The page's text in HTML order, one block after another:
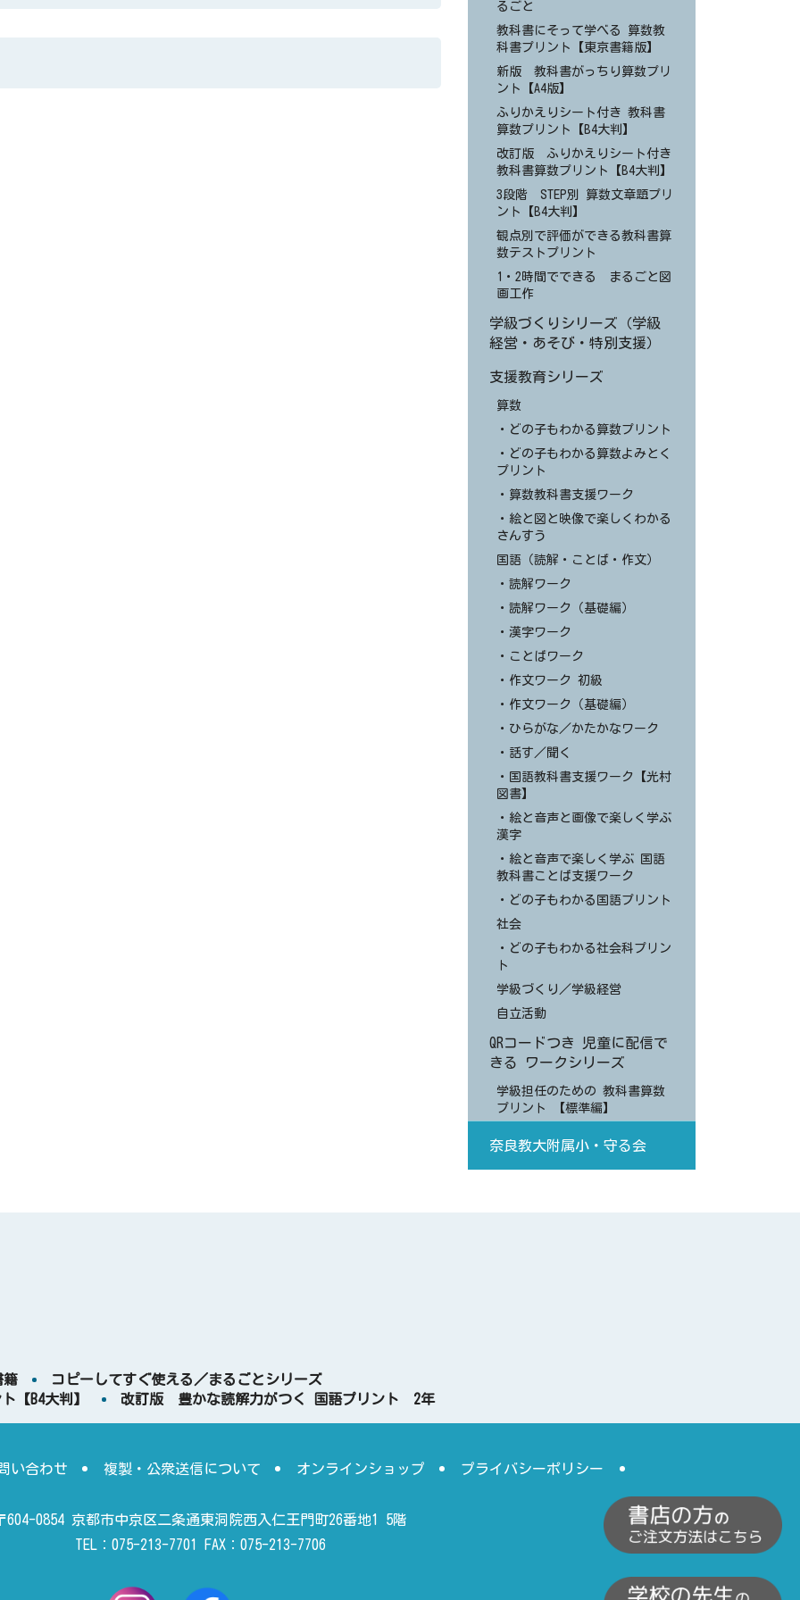
るごと
教科書にそって学べる 算数教
科書プリント【東京書籍版】
新版 教科書がっちり算数プリ
ント【A4版】
ふりかえりシート付き 教科書
算数プリント【B4大判】
改訂版 ふりかえりシート付き
教科書算数プリント【B4大判】
3段階 STEP別 算数文章題プリ
ント【B4大判】
観点別で評価ができる教科書算
数テストプリント
1・2時間でできる まるごと図
画工作
学級づくりシリーズ（学級
経営・あそび・特別支援）
支援教育シリーズ
算数
・どの子もわかる算数プリント
・どの子もわかる算数よみとく
プリント
・算数教科書支援ワーク
・絵と図と映像で楽しくわかる
さんすう
国語（読解・ことば・作文）
・読解ワーク
・読解ワーク（基礎編）
・漢字ワーク
・ことばワーク
・作文ワーク 初級
・作文ワーク（基礎編）
・ひらがな／かたかなワーク
・話す／聞く
・国語教科書支援ワーク【光村
図書】
・絵と音声と画像で楽しく学ぶ
漢字
・絵と音声で楽しく学ぶ 国語
教科書ことば支援ワーク
・どの子もわかる国語プリント
社会
・どの子もわかる社会科プリン
ト
学級づくり／学級経営
自立活動
QRコードつき 児童に配信で
きる ワークシリーズ
学級担任のための 教科書算数
プリント 【標準編】
奈良教大附属小・守る会
籍
コピーしてすぐ使える／まるごとシリーズ
【B4大判】
改訂版 豊かな読解力がつく 国語プリント 2年
い合わせ 複製・公衆送信について オンラインショップ プライバシーポリシー
604-0854 京都市中京区二条通東洞院西入仁王門町26番地1 5階
TEL：075-213-7701 FAX：075-213-7706